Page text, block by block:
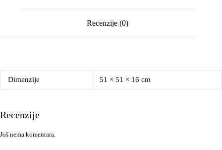
Recenzije (0)
Dimenzije 51 × 51 × 16 cm
Recenzije
Još nema komentara.